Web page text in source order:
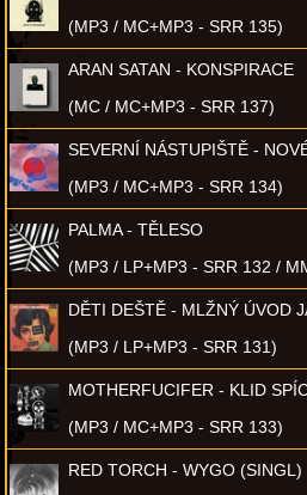
(MP3 / MC+MP3 - SRR 135)
ARAN SATAN - KONSPIRACE
(MC / MC+MP3 - SRR 137)
SEVERNÍ NÁSTUPIŠTĚ -
(MP3 / MC+MP3 - SRR 134)
PALMA - TĚLESO
(MP3 / LP+MP3 - SRR 132 /
DĚTI DEŠTĚ - MLŽNÝ ÚVOD
(MP3 / LP+MP3 - SRR 131)
MOTHERFUCIFER - KLID
(MP3 / MC+MP3 - SRR 133)
RED TORCH - WYGO (SINGL)